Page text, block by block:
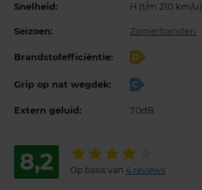
Snelheid: H (t/m 210 km/u)
Seizoen: Zomerbanden
Brandstofefficiëntie: D
Grip op nat wegdek: C
Extern geluid: 70dB
8,2 Op basis van 4 reviews